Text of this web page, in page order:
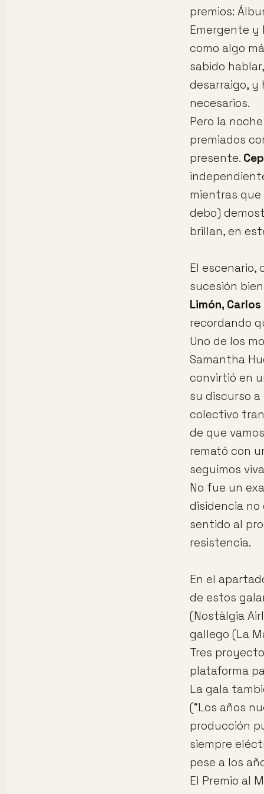
premios:
Emergente y
como algo
sabido
desarraigo, y
necesarios.
Pero la
premiados
presente.
mientras
debo)
brillan, en
El
sucesión
Limón,
recordando
Uno de los
Samantha
convirtió en
su discurso
colectivo
de que
remató con
seguimos
No fue un
disidencia no
sentido al
resistencia.
En el
de estos
(Nostàlgia
gallego (La
Tres
plataforma
La gala
(“Los años
producción
siempre
pese a los
El Premio al